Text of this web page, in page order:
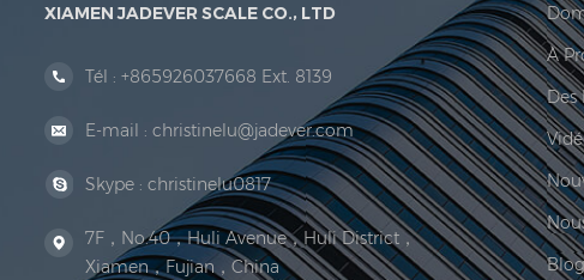
XIAMEN JADEVER SCALE CO., LTD
Tél : +865926037668 Ext. 8139
E-mail : christinelu@jadever.com
Skype : christinelu0817
7F，No.40，Huli Avenue，Huli District，
Xiamen，Fujian，China
À
Des